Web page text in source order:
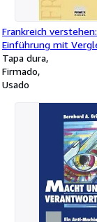
Frankreich
Einführung mit
Deutschland
Tapa dura
Firmado
Usado